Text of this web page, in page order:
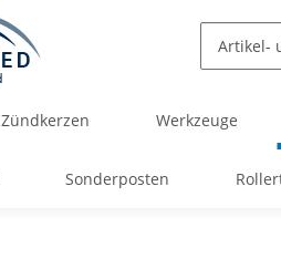
Zündkerzen Werkzeuge
Sonderposten